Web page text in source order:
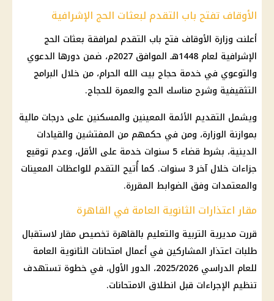
الأوقاف تفتح باب التقدم لبعثات الحج الإشرافية
أعلنت وزارة الأوقاف فتح باب التقدم لمرافقة بعثات الحج
الإشرافية لعام 1448هـ الموافق 2027م، ضمن دورها الدعوي
والتوعوي في خدمة حجاج بيت الله الحرام، من خلال البرامج
التثقيفية وشرح مناسك الحج والعمرة للحجاج.
ويشمل التقديم الأئمة المعينين والمسكنين على درجات مالية
بموازنة الوزارة، ومن في حكمهم من المفتشين والقيادات
الدينية، بشرط قضاء 5 سنوات خدمة على الأقل، وعدم توقيع
جزاءات خلال آخر 3 سنوات. كما أُتيح التقدم للواعظات المعينات
والمعتمدات وفق الضوابط المقررة.
مقار اعتذارات الثانوية العامة في القاهرة
قررت مديرية التربية والتعليم بالقاهرة تخصيص مقار لاستقبال
طلبات اعتذار المشاركين في أعمال امتحانات الثانوية العامة
للعام الدراسي 2025/2026، الدور الأول، في خطوة تستهدف
تنظيم الإجراءات قبل انطلاق الامتحانات.